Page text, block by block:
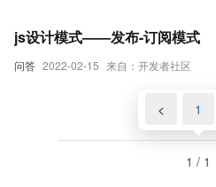
问答 2022-02-15 来自：开发者社区
js设计模式——发布-订阅模式
< 1
1 / 1